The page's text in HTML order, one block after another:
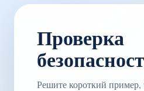
Проверка
Решите короткий